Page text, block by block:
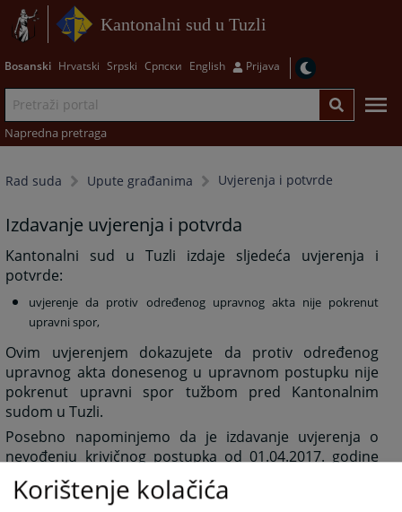
Kantonalni sud u Tuzli
Bosanski Hrvatski Srpski Српски English Prijava
Napredna pretraga
Rad suda Upute građanima Uvjerenja i potvrde
Izdavanje uvjerenja i potvrda
Kantonalni sud u Tuzli izdaje sljedeća uvjerenja i
potvrde:
uvjerenje da protiv određenog upravnog akta nije pokrenut
upravni spor,
Ovim uvjerenjem dokazujete da protiv određenog
upravnog akta donesenog u upravnom postupku nije
pokrenut upravni spor tužbom pred Kantonalnim
sudom u Tuzli.
Posebno napominjemo da je izdavanje uvjerenja o
nevođenju krivičnog postupka od 01.04.2017. godine
prešlo u nadležnost Općinskih sudova.
Korištenje kolačića